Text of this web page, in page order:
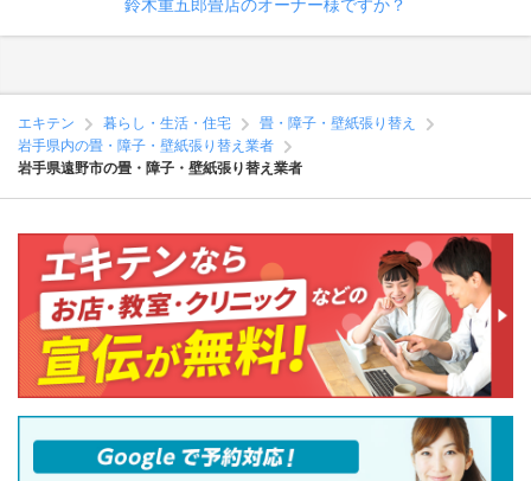
鈴木重五郎畳店のオーナー様ですか？
エキテン 暮らし・生活・住宅
畳・障子・壁紙張り替え
岩手県内の畳・障子・壁紙張り替え業者
岩手県遠野市の畳・障子・壁紙張り替え業者